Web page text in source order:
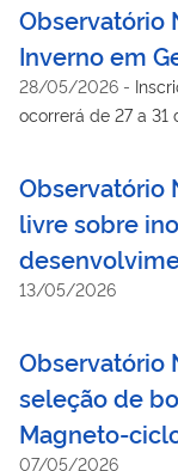
Observatório
Inverno em
28/05/2026 -
ocorrerá de 27 a 31
Observatório
livre sobre
13/05/2026
Observatório
seleção de
Magneto-
07/05/2026